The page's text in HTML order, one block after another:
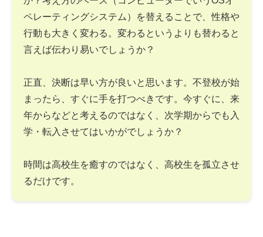
ペレーティングシステム）を替えることで、性格や
行動も大きく変わる。変わるというよりも替わると
言えば伝わり易いでしょうか？
正直、決断は早い方が良いと思います。不登校が始
まったら、すぐに手を打つべきです。今すぐに、来
年からなどと考えるのではなく、次学期からでも入
学・転入させてはいかがでしょうか？
時間は高校生を癒すのではなく、高校生を孤立させ
るだけです。